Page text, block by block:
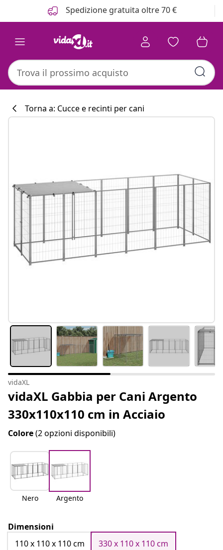
Spedizione gratuita oltre 70 €
Torna a: Cucce e recinti per cani
vidaXL
vidaXL Gabbia per Cani Argento
330x110x110 cm in Acciaio
Colore(2 opzioni disponibili)
Nero Argento
Dimensioni
110 x 110 x 110 cm
330 x 110 x 110 cm